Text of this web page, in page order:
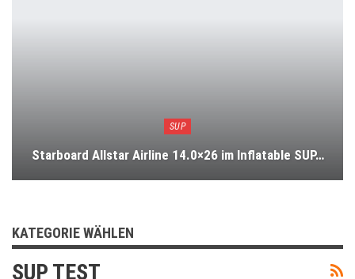
SUP
Starboard Allstar Airline 14.0×26 im Inflatable SUP…
KATEGORIE WÄHLEN
SUP TEST